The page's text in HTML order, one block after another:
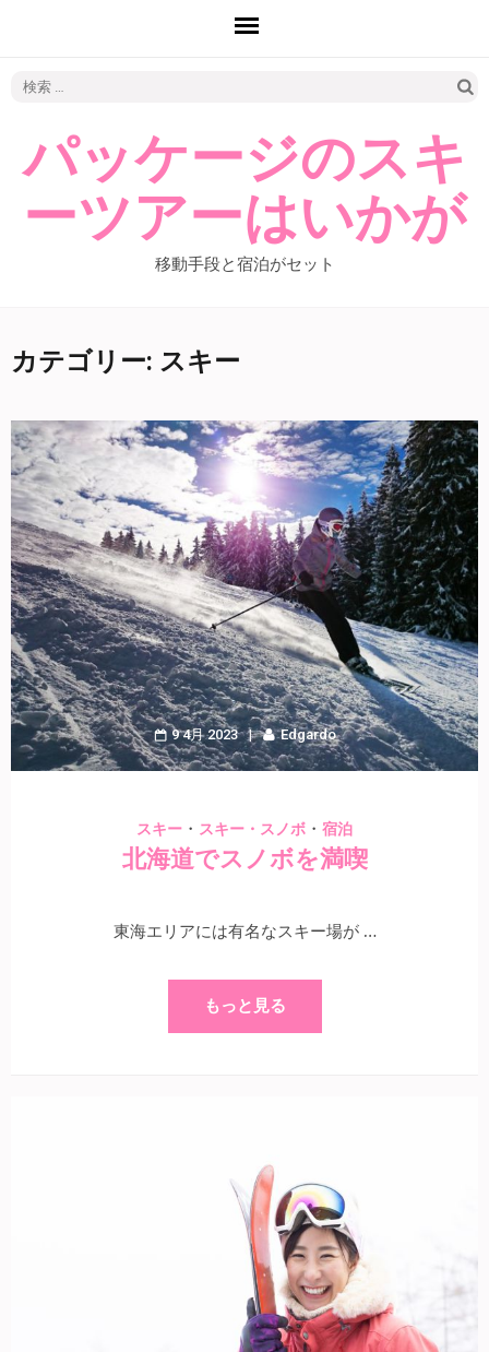
パッケージのスキ
ーツアーはいかが
移動手段と宿泊がセット
カテゴリー: スキー
9 4月 2023 Edgardo
スキー ・ スキー・スノボ ・ 宿泊
北海道でスノボを満喫
東海エリアには有名なスキー場が …
もっと見る